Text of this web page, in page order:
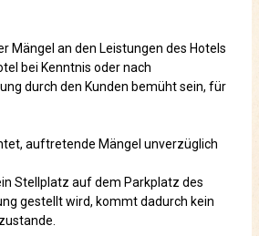
Mängel an den Leistungen des Hotels
bei Kenntnis oder nach
durch den Kunden bemüht sein, für
auftretende Mängel unverzüglich
Stellplatz auf dem Parkplatz des
gestellt wird, kommt dadurch kein